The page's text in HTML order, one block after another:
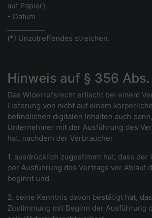
auf Papier)
- Datum
(*) Unzutreffendes streichen.
Hinweis auf § 356 Abs.
Das Widerrufsrecht erlischt bei einem
Lieferung von nicht auf einem
befindlichen digitalen Inhalten auch
Unternehmer mit der Ausführung des
hat, nachdem der Verbraucher
1. ausdrücklich zugestimmt hat, dass
der Ausführung des Vertrags vor Ablauf
beginnt und
2. seine Kenntnis davon bestätigt hat,
Zustimmung mit Beginn der Ausführung